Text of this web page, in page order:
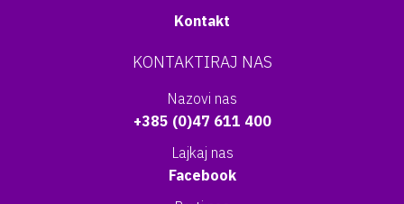
Kontakt
KONTAKTIRAJ NAS
Nazovi nas
+385 (0)47 611 400
Lajkaj nas
Facebook